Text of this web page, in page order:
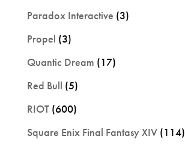
Paradox Interactive (3)
Propel (3)
Quantic Dream (17)
Red Bull (5)
RIOT(600)
Square Enix Final Fantasy XIV(114)